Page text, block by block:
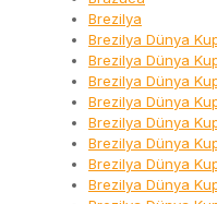
Brezilya
Brezilya Dünya
Brezilya Dünya
Brezilya Dünya
Brezilya Dünya
Brezilya Dünya
Brezilya Dünya
Brezilya Dünya
Brezilya Dünya